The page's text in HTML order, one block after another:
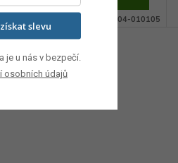
04-010105
slevu
je u nás v bezpečí.
osobních údajů